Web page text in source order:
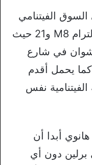
الفيتنامي
في برلين عن طريق استقلال الترام M8 و21 حيث
شوان في شارع
كما يحمل أقدم
نفس
أبدا أن
دون أي